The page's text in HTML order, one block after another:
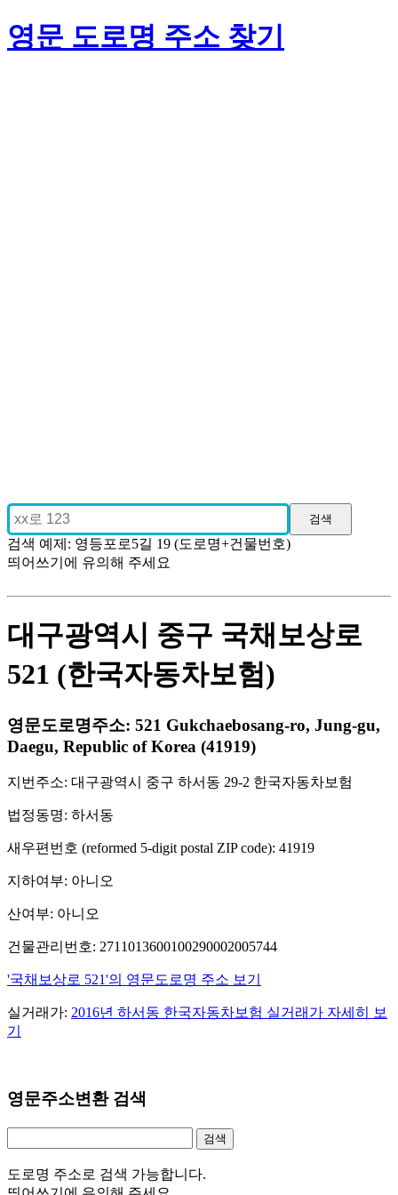
영문 도로명 주소 찾기
검색 예제: 영등포로5길 19 (도로명+건물번호)
띄어쓰기에 유의해 주세요
대구광역시 중구 국채보상로
521 (한국자동차보험)
영문도로명주소: 521 Gukchaebosang-ro, Jung-gu,
Daegu, Republic of Korea (41919)
지번주소: 대구광역시 중구 하서동 29-2 한국자동차보험
법정동명: 하서동
새우편번호 (reformed 5-digit postal ZIP code): 41919
지하여부: 아니오
산여부: 아니오
건물관리번호: 2711013600100290002005744
'국채보상로 521'의 영문도로명 주소 보기
실거래가: 2016년 하서동 한국자동차보험 실거래가 자세히 보
기
영문주소변환 검색
도로명 주소로 검색 가능합니다.